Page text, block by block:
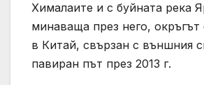
Хималаите и с буйната река
минаваща през него, окръгът
в Китай, свързан с външния
павиран път през 2013 г.